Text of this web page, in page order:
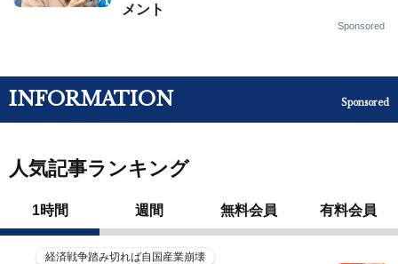
メント
Sponsored
INFORMATION Sponsored
人気記事ランキング
1時間 週間 無料会員 有料会員
経済戦争踏み切れば自国産業崩壊